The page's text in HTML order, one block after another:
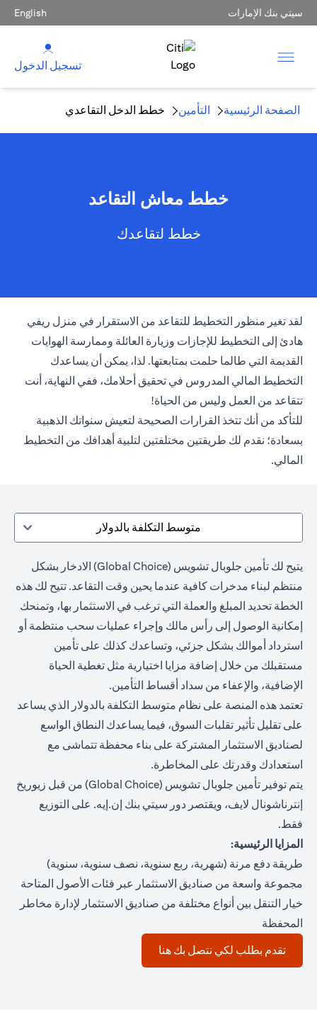
سيتي بنك الإمارات English
تسجيل الدخول
الصفحة الرئيسية التأمين خطط الدخل التقاعدي
خطط معاش التقاعد
خطط لتقاعدك
لقد تغير منظور التخطيط للتقاعد من الاستقرار في منزل ريفي
هادئ إلى التخطيط للإجازات وزيارة العائلة وممارسة الهوايات
القديمة التي طالما حلمت بمتابعتها. لذا، يمكن أن يساعدك
التخطيط المالي المدروس في تحقيق أحلامك، ففي النهاية، أنت
تتقاعد من العمل وليس من الحياة!
للتأكد من أنك تتخذ القرارات الصحيحة لتعيش سنواتك الذهبية
بسعادة؛ نقدم لك طريقتين مختلفتين لتلبية أهدافك من التخطيط
المالي.
متوسط التكلفة بالدولار
يتيح لك تأمين جلوبال تشويس (Global Choice) الادخار بشكل
منتظم لبناء مدخرات كافية عندما يحين وقت التقاعد. تتيح لك هذه
الخطة تحديد المبلغ والعملة التي ترغب في الاستثمار بها، وتمنحك
إمكانية الوصول إلى رأس مالك وإجراء عمليات سحب منتظمة أو
استرداد أموالك بشكل جزئي، وتساعدك كذلك على تأمين
مستقبلك من خلال إضافة مزايا اختيارية مثل تغطية الحياة
الإضافية، والإعفاء من سداد أقساط التأمين.
تعتمد هذه المنصة على نظام متوسط التكلفة بالدولار الذي يساعد
على تقليل تأثير تقلبات السوق، فيما يساعدك النطاق الواسع
لصناديق الاستثمار المشتركة على بناء محفظة تتماشى مع
استعدادك وقدرتك على المخاطرة.
يتم توفير تأمين جلوبال تشويس (Global Choice) من قبل زيوريخ
إنترناشونال لايف، ويقتصر دور سيتي بنك إن.إيه. على التوزيع
فقط.
المزايا الرئيسية:
طريقة دفع مرنة (شهرية، ربع سنوية، نصف سنوية، سنوية)
مجموعة واسعة من صناديق الاستثمار عبر فئات الأصول المتاحة
خيار التنقل بين أنواع مختلفة من صناديق الاستثمار لإدارة مخاطر
المحفظة
تقدم بطلب لكي نتصل بك هنا